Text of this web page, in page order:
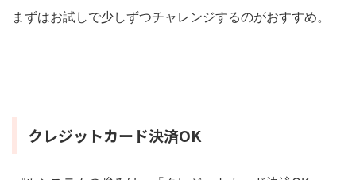
まずはお試しで少しずつチャレンジするのがおすすめ。
クレジットカード決済OK